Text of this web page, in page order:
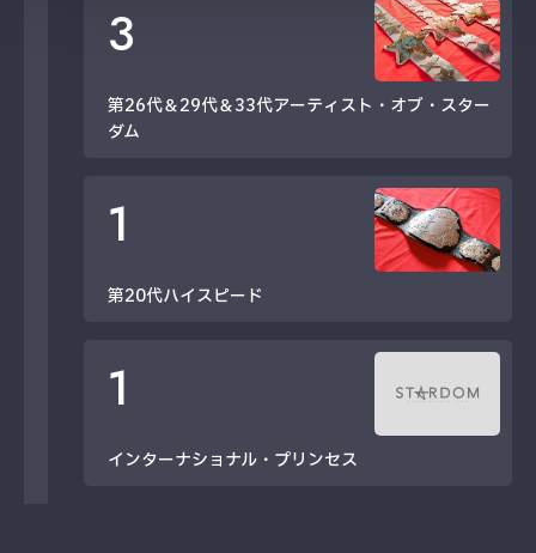
3
第26代＆29代＆33代アーティスト・オブ・スター
ダム
1
第20代ハイスピード
1
インターナショナル・プリンセス